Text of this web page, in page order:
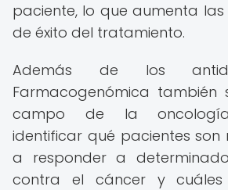
paciente, lo que aumenta
de éxito del tratamiento.
Además de los
Farmacogenómica
campo de la
identificar qué pacientes son
a responder a
contra el cáncer y